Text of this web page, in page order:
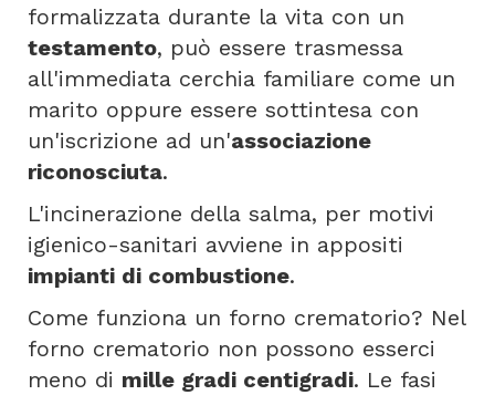
formalizzata durante la vita con un
testamento, può essere trasmessa
all'immediata cerchia familiare come un
marito oppure essere sottintesa con
un'iscrizione ad un'associazione
riconosciuta.
L'incinerazione della salma, per motivi
igienico-sanitari avviene in appositi
impianti di combustione.
Come funziona un forno crematorio? Nel
forno crematorio non possono esserci
meno di mille gradi centigradi. Le fasi